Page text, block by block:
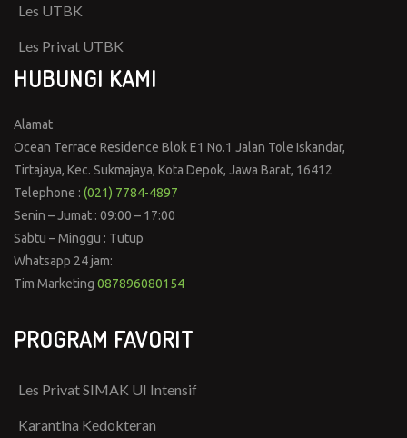
Les UTBK
Les Privat UTBK
HUBUNGI KAMI
Alamat
Ocean Terrace Residence Blok E1 No.1 Jalan Tole Iskandar,
Tirtajaya, Kec. Sukmajaya, Kota Depok, Jawa Barat, 16412
Telephone : (021) 7784-4897
Senin – Jumat : 09:00 – 17:00
Sabtu – Minggu : Tutup
Whatsapp 24 jam:
Tim Marketing 087896080154
PROGRAM FAVORIT
Les Privat SIMAK UI Intensif
Karantina Kedokteran